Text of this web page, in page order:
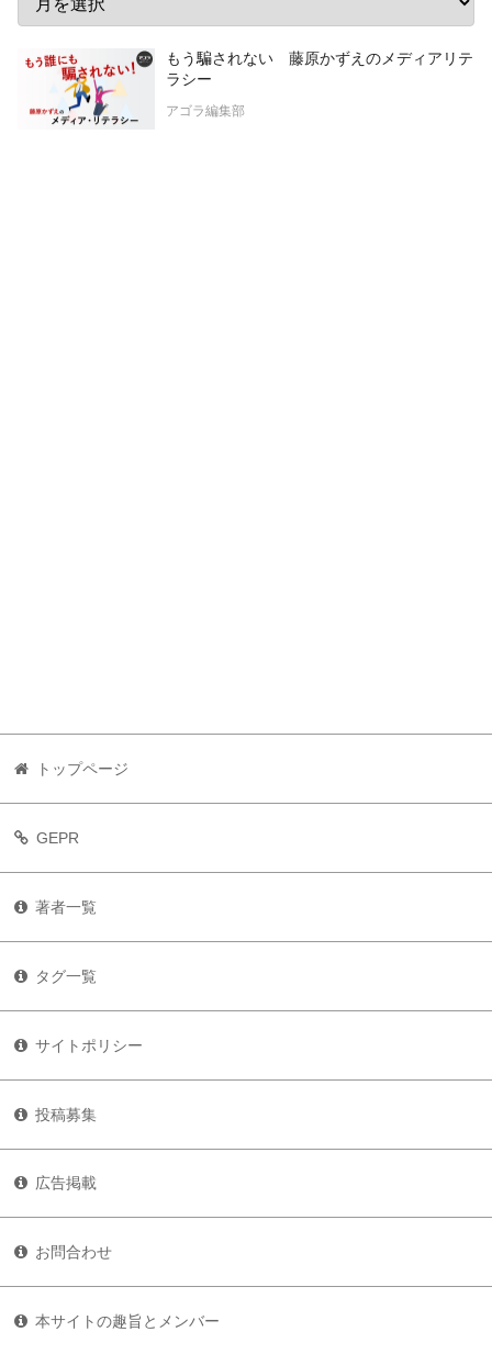
もう騙されない 藤原かずえのメディアリテ
ラシー
アゴラ編集部
トップページ
GEPR
著者一覧
タグ一覧
サイトポリシー
投稿募集
広告掲載
お問合わせ
本サイトの趣旨とメンバー